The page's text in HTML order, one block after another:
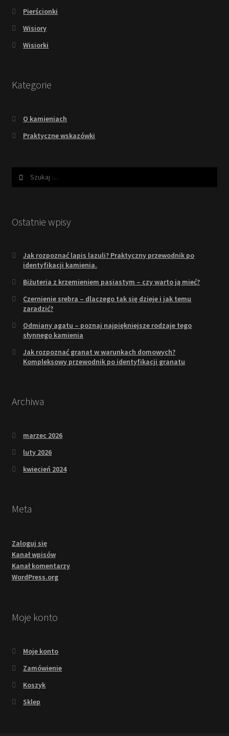
Pierścionki
Wisiory
Wisiorki
Kategorie
O kamieniach
Praktyczne wskazówki
Ostatnie wpisy
Jak rozpoznać lapis lazuli? Praktyczny przewodnik po
identyfikacji kamienia.
Biżuteria z krzemieniem pasiastym – czy warto ją mieć?
Czernienie srebra – dlaczego tak się dzieje i jak temu
zaradzić?
Odmiany agatu – poznaj najpiękniejsze rodzaje tego
słynnego kamienia
Jak rozpoznać granat w warunkach domowych?
Kompleksowy przewodnik po identyfikacji granatu
Archiwa
marzec 2026
luty 2026
kwiecień 2024
Meta
Zaloguj się
Kanał wpisów
Kanał komentarzy
WordPress.org
Moje konto
Moje konto
Zamówienie
Koszyk
Sklep